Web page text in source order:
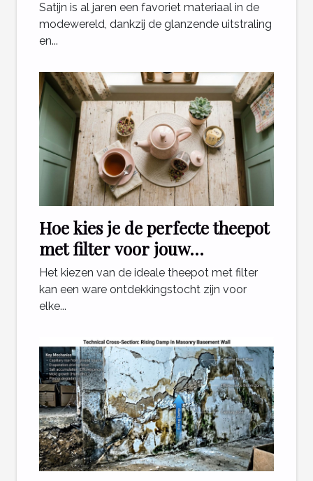
Satijn is al jaren een favoriet materiaal in de
modewereld, dankzij de glanzende uitstraling
en...
Hoe kies je de perfecte theepot
met filter voor jouw
theeritueel?
Het kiezen van de ideale theepot met filter
kan een ware ontdekkingstocht zijn voor
elke...